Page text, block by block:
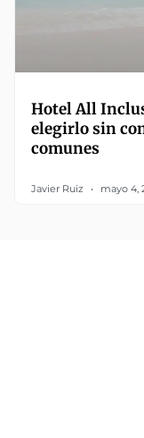
Hotel All
elegirlo sin
comunes
Javier Ruiz mayo 4,